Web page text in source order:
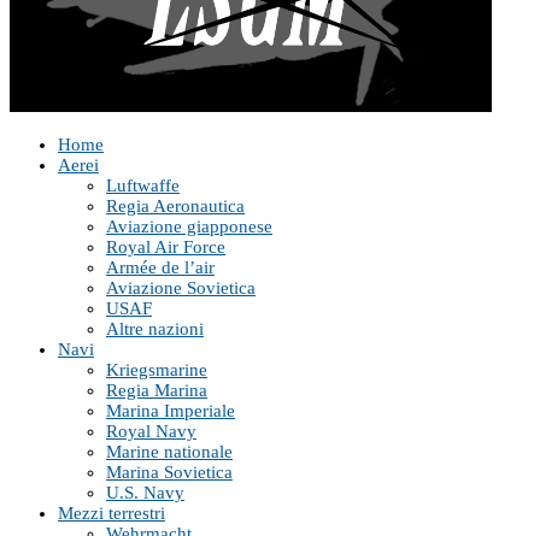
Home
Aerei
Luftwaffe
Regia Aeronautica
Aviazione giapponese
Royal Air Force
Armée de l’air
Aviazione Sovietica
USAF
Altre nazioni
Navi
Kriegsmarine
Regia Marina
Marina Imperiale
Royal Navy
Marine nationale
Marina Sovietica
U.S. Navy
Mezzi terrestri